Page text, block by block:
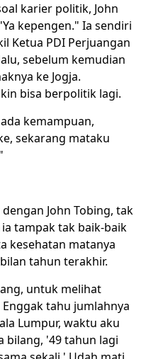
karier politik, John
kepengen." Ia sendiri
Ketua PDI Perjuangan
sebelum kemudian
ke Jogja.
bisa berpolitik lagi.
kemampuan,
sekarang mataku
John Tobing, tak
tampak tak baik-baik
kesehatan matanya
tahun terakhir.
untuk melihat
tahu jumlahnya
Lumpur, waktu aku
bilang, '49 tahun lagi